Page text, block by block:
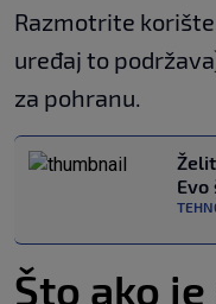
Razmotrite
uređaj to
za pohranu.
Što ako